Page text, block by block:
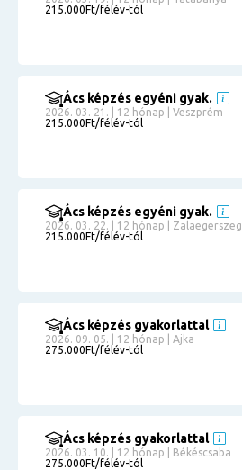
215.000Ft/félév-tól
Ács képzés egyéni gyak.
2026. 03. 21. | 12 hónap | Veszprém
215.000Ft/félév-tól
Ács képzés egyéni gyak.
2026. 03. 22. | 12 hónap | Zalaegerszeg
215.000Ft/félév-tól
Ács képzés gyakorlattal
2026. 09. 05. | 12 hónap | Ajka
275.000Ft/félév-tól
Ács képzés gyakorlattal
2026. 03. 10. | 12 hónap | Békéscsaba
275.000Ft/félév-tól